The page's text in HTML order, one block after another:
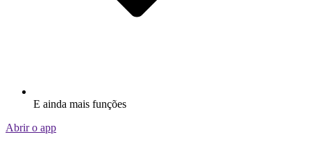
E ainda mais funções
Abrir o app